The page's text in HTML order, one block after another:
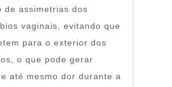
de assimetrias dos
vaginais, evitando que
para o exterior dos
o que pode gerar
até mesmo dor durante a